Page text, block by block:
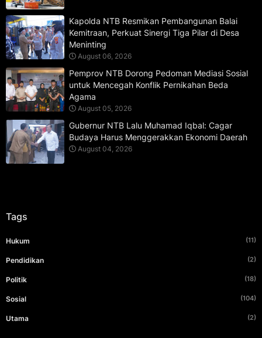
Kapolda NTB Resmikan Pembangunan Balai
Kemitraan, Perkuat Sinergi Tiga Pilar di Desa
Meninting
August 06, 2026
Pemprov NTB Dorong Pedoman Mediasi Sosial
untuk Mencegah Konflik Pernikahan Beda
Agama
August 05, 2026
Gubernur NTB Lalu Muhamad Iqbal: Cagar
Budaya Harus Menggerakkan Ekonomi Daerah
August 04, 2026
Tags
Hukum (11)
Pendidikan (2)
Politik (18)
Sosial (104)
Utama (2)